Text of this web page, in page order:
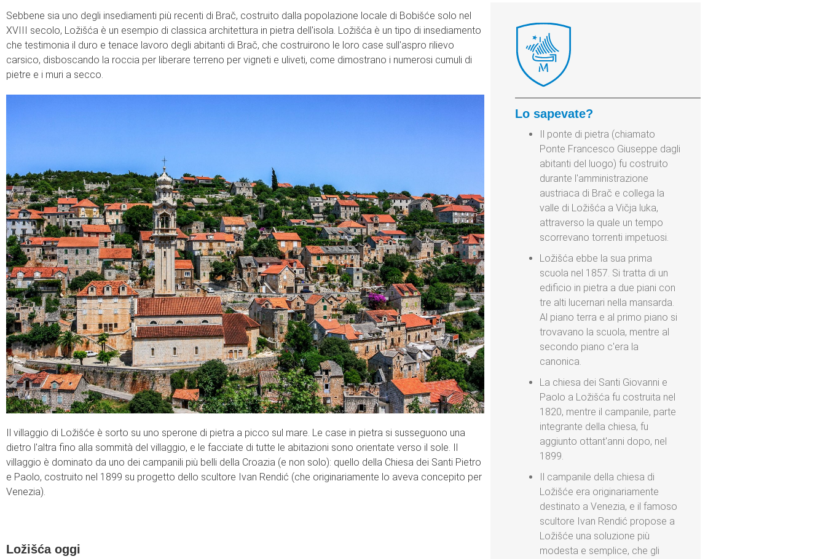
Sebbene sia uno degli insediamenti più recenti di Brač, costruito dalla popolazione locale di Bobišće solo nel
XVIII secolo, Ložišća è un esempio di classica architettura in pietra dell'isola. Ložišća è un tipo di insediamento
che testimonia il duro e tenace lavoro degli abitanti di Brač, che costruirono le loro case sull'aspro rilievo
carsico, disboscando la roccia per liberare terreno per vigneti e uliveti, come dimostrano i numerosi cumuli di
pietre e i muri a secco.
Il villaggio di Ložišće è sorto su uno sperone di pietra a picco sul mare. Le case in pietra si susseguono una
dietro l'altra fino alla sommità del villaggio, e le facciate di tutte le abitazioni sono orientate verso il sole. Il
villaggio è dominato da uno dei campanili più belli della Croazia (e non solo): quello della Chiesa dei Santi Pietro
e Paolo, costruito nel 1899 su progetto dello scultore Ivan Rendić (che originariamente lo aveva concepito per
Venezia).
Ložišća oggi
Lo sapevate?
Il ponte di pietra (chiamato
Ponte Francesco Giuseppe dagli
abitanti del luogo) fu costruito
durante l'amministrazione
austriaca di Brač e collega la
valle di Ložišća a Vičja luka,
attraverso la quale un tempo
scorrevano torrenti impetuosi.
Ložišća ebbe la sua prima
scuola nel 1857. Si tratta di un
edificio in pietra a due piani con
tre alti lucernari nella mansarda.
Al piano terra e al primo piano si
trovavano la scuola, mentre al
secondo piano c'era la
canonica.
La chiesa dei Santi Giovanni e
Paolo a Ložišća fu costruita nel
1820, mentre il campanile, parte
integrante della chiesa, fu
aggiunto ottant'anni dopo, nel
1899.
Il campanile della chiesa di
Ložišće era originariamente
destinato a Venezia, e il famoso
scultore Ivan Rendić propose a
Ložišće una soluzione più
modesta e semplice, che gli